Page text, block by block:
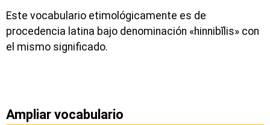
Este vocabulario etimológicamente es de
procedencia latina bajo denominación «hinnibĭlis» con
el mismo significado.
Ampliar vocabulario